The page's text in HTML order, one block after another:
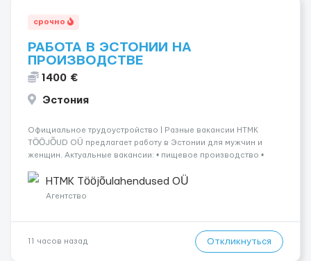
срочно
РАБОТА В ЭСТОНИИ НА
ПРОИЗВОДСТВЕ
1400 €
Эстония
Официальное трудоустройство | Разные вакансии HTMK
TÖÖJÕUD OÜ предлагает работу в Эстонии для мужчин и
женщин. Актуальные вакансии: • пищевое производство •
склады и логистика • п...
HTMK Tööjõulahendused OÜ
Агентство
11 часов назад Откликнуться